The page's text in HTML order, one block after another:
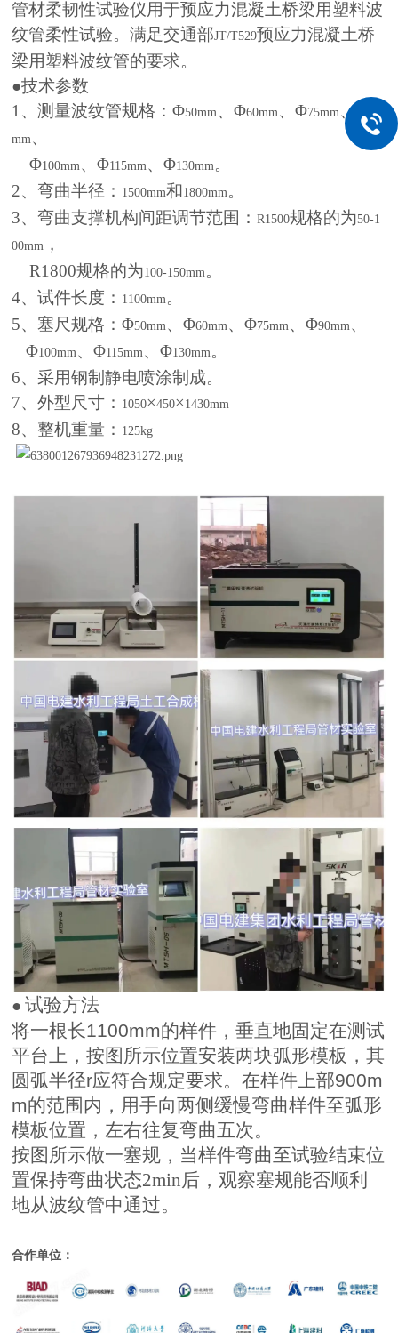
管材柔韧性试验仪用于预应力混凝土桥梁用塑料波
纹管柔性试验。满足交通部JT/T529预应力混凝土桥
梁用塑料波纹管的要求。
●技术参数
1 、测量波纹管规格：Φ50mm 、Φ60mm 、Φ75mm 、Φ
90
mm 、
Φ100mm 、Φ115mm 、Φ130mm 。
2、弯曲半径： 1500mm和 1800mm 。
3、弯曲支撑机构间距调节范围：R1500规格的为50-1
00mm ，
R1800规格的为100-150mm 。
4、试件长度： 1100mm 。
5、塞尺规格：Φ50mm 、Φ60mm 、Φ75mm 、Φ90mm 、
Φ100mm 、Φ115mm 、Φ130mm 。
6、采用钢制静电喷涂制成。
7、外型尺寸： 1050×450× 1430mm
8、整机重量： 125kg
● 试验方法
将一根长1100mm的样件，垂直地固定在测试
平台上，按图所示位置安装两块弧形模板，其
圆弧半径r应符合规定要求。在样件上部900m
m的范围内，用手向两侧缓慢弯曲样件至弧形
模板位置，左右往复弯曲五次。
按图所示做一塞规，当样件弯曲至试验结束位
置保持弯曲状态2min后，观察塞规能否顺利
地从波纹管中通过。
合作单位：